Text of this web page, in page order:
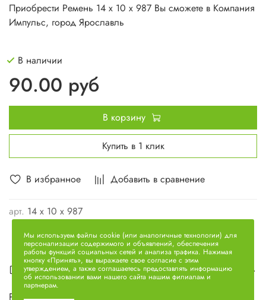
В избранное Добавить в сравнение
арт. 14 х 10 х 987
Приобрести Ремень 14 х 10 х 987 Вы сможете в Компания
Импульс, город Ярославль
В наличии
90.00 руб
В корзину
Купить в 1 клик
Описание
Ремень гидроусилителя 14 х 10 х 987 для двигателей
Мы используем файлы cookie (или аналогичные технологии) для
персонализации содержимого и объявлений, обеспечения
работы функций социальных сетей и анализа трафика. Нажимая
кнопку «Принять», вы выражаете свое согласие с этим
утверждением, а также соглашаетесь предоставлять информацию
об использовании вами нашего сайта нашим филиалам и
партнерам.